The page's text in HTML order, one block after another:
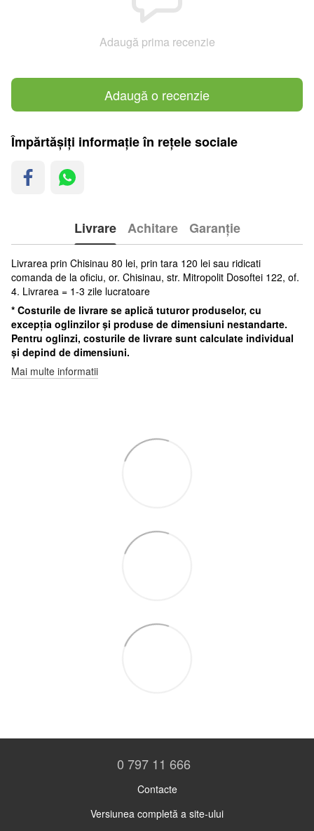
Adaugă prima recenzie
Adaugă o recenzie
Împărtășiți informație în rețele sociale
Livrare Achitare Garanție
Livrarea prin Chisinau 80 lei, prin tara 120 lei sau ridicati
comanda de la oficiu, or. Chisinau, str. Mitropolit Dosoftei 122, of.
4. Livrarea = 1-3 zile lucratoare
* Costurile de livrare se aplică tuturor produselor, cu
excepția oglinzilor și produse de dimensiuni nestandarte.
Pentru oglinzi, costurile de livrare sunt calculate individual
și depind de dimensiuni.
Mai multe informatii
0 797 11 666
Contacte
Versiunea completă a site-ului